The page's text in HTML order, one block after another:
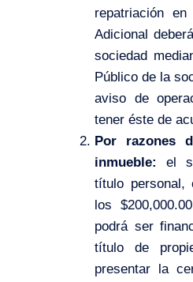
repatriación
Adicional
sociedad
Público de la
aviso de
tener éste de
Por razones
inmueble:
el
título
los
podrá ser
título de
presentar la